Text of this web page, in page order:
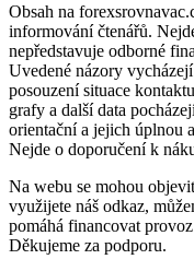
Obsah na
informování čtenářů.
nepředstavuje odborné
Uvedené názory
posouzení situace
grafy a další data
orientační a jejich úplnou
Nejde o doporučení k
Na webu se mohou
využijete náš odkaz,
pomáhá financovat
Děkujeme za podporu.